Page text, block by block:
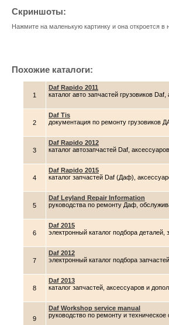
Скриншоты:
Нажмите на маленькую картинку и она откроется в
Похожие каталоги:
1
Daf Rapido 2011
каталог авто запчастей грузовиков
2
Daf Tis
документация по ремонту грузовиков
3
Daf Rapido 2012
каталог автозапчастей Daf,
4
Daf Rapido 2015
каталог запчастей Daf (Даф),
5
Daf Leyland Repair Information
руководства по ремонту Даф,
6
Daf 2015
электронный каталог подбора
7
Daf 2012
электронный каталог подбора
8
Daf 2013
каталог запчастей, аксессуаров и
9
Daf Workshop service manual
руководство по ремонту и